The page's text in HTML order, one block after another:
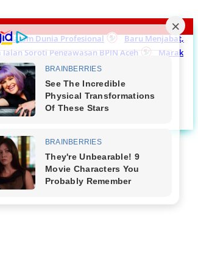
dalam Dunia Profesional
Baru Menjabat,
Soroti Pengawasan BPJN Aceh
Marak